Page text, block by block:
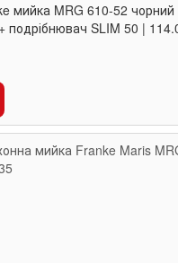
мийка MRG 610-52
подрібнювач SLIM 50 |